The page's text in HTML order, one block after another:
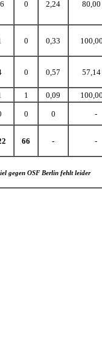
0 2,24
0 0,33
0 0,57
1 0,09
0 0 -
66 - -
gegen OSF Berlin fehlt leider